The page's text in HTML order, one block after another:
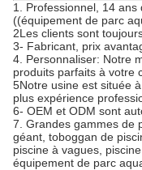
1. Professionnel, 14
((équipement de parc
2Les clients sont
3- Fabricant, prix
4. Personnaliser: Notre
produits parfaits à votre
5Notre usine est située
plus expérience
6- OEM et ODM sont
7. Grandes gammes de
géant, toboggan de
piscine à vagues,
équipement de parc